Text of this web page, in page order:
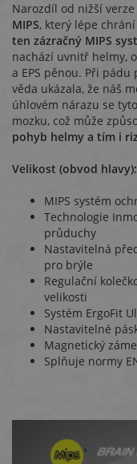
Narozdíl od nižší
MIPS, který lépe
ten zázračný MIPS
nachází uvnitř helmy,
a EPS pěnou. Při
věda ukázala, že náš
úhlovém nárazu se
mozku, což může
pohyb helmy a tím i
Velikost (obvod
MIPS systém
Technologie
průduchy
Nastavitelná
pro brýle
Regulační
velikosti
Systém ErgoFit
Nastavitelné
Magnetický
Splňuje normy